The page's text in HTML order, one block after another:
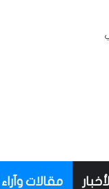
مقالات وآراء